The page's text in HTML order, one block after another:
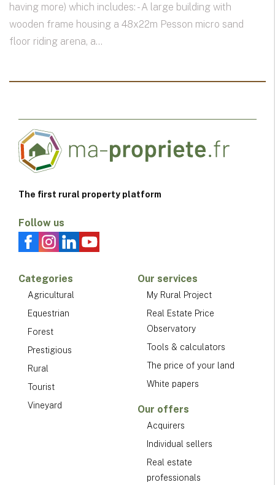
having more) which includes: - A large building with
wooden frame housing a 48x22m Pesson micro sand
floor riding arena, a...
The first rural property platform
Follow us
Categories
Agricultural
Equestrian
Forest
Prestigious
Rural
Tourist
Vineyard
Our services
My Rural Project
Real Estate Price
Observatory
Tools & calculators
The price of your land
White papers
Our offers
Acquirers
Individual sellers
Real estate
professionals